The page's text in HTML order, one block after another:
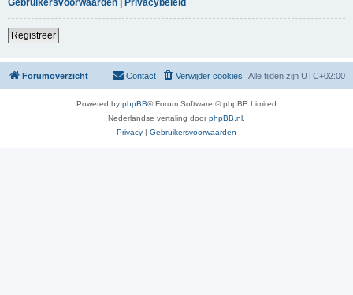
Registreer
Forumoverzicht Alle tijden zijn UTC+02:00
Verwijder cookies
Contact
Powered by phpBB® Forum Software © phpBB Limited
Nederlandse vertaling doorphpBB.nl
Privacy | Gebruikersvoorwaarden